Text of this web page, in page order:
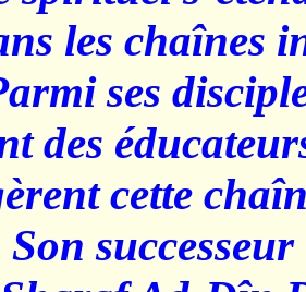
les chaînes
ses
des
cette